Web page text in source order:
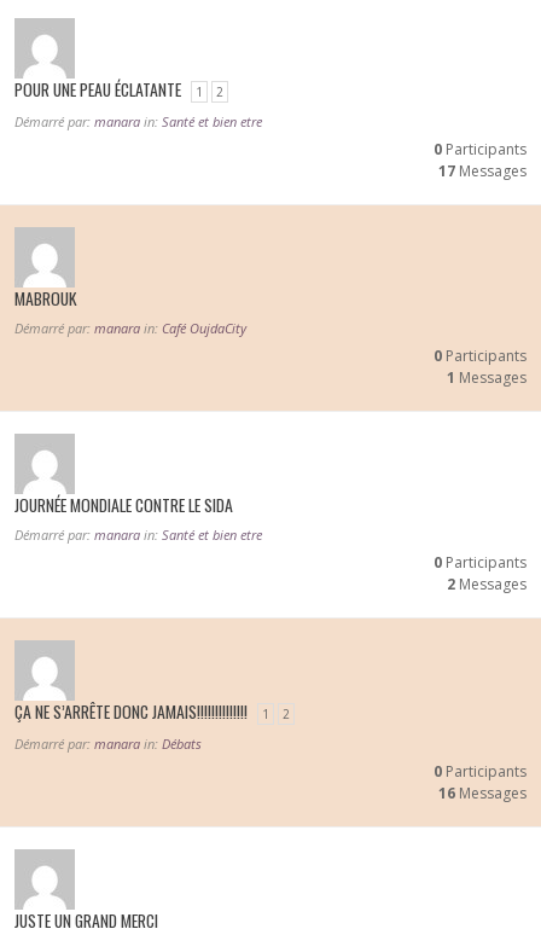
POUR UNE PEAU ÉCLATANTE 1 2
Démarré par: manara in: Santé et bien etre
0 Participants
17 Messages
MABROUK
Démarré par: manara in: Café OujdaCity
0 Participants
1 Messages
JOURNÉE MONDIALE CONTRE LE SIDA
Démarré par: manara in: Santé et bien etre
0 Participants
2 Messages
ÇA NE S’ARRÊTE DONC JAMAIS!!!!!!!!!!!!!! 1 2
Démarré par: manara in: Débats
0 Participants
16 Messages
JUSTE UN GRAND MERCI